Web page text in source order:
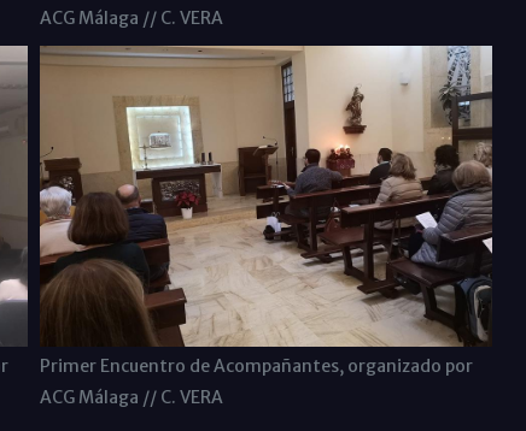
ACG Málaga // C. VERA
Primer Encuentro de Acompañantes, organizado por
ACG Málaga // C. VERA